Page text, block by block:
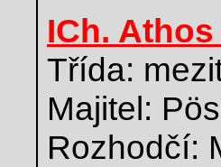
ICh.
Třída:
Majitel:
Rozhodčí: